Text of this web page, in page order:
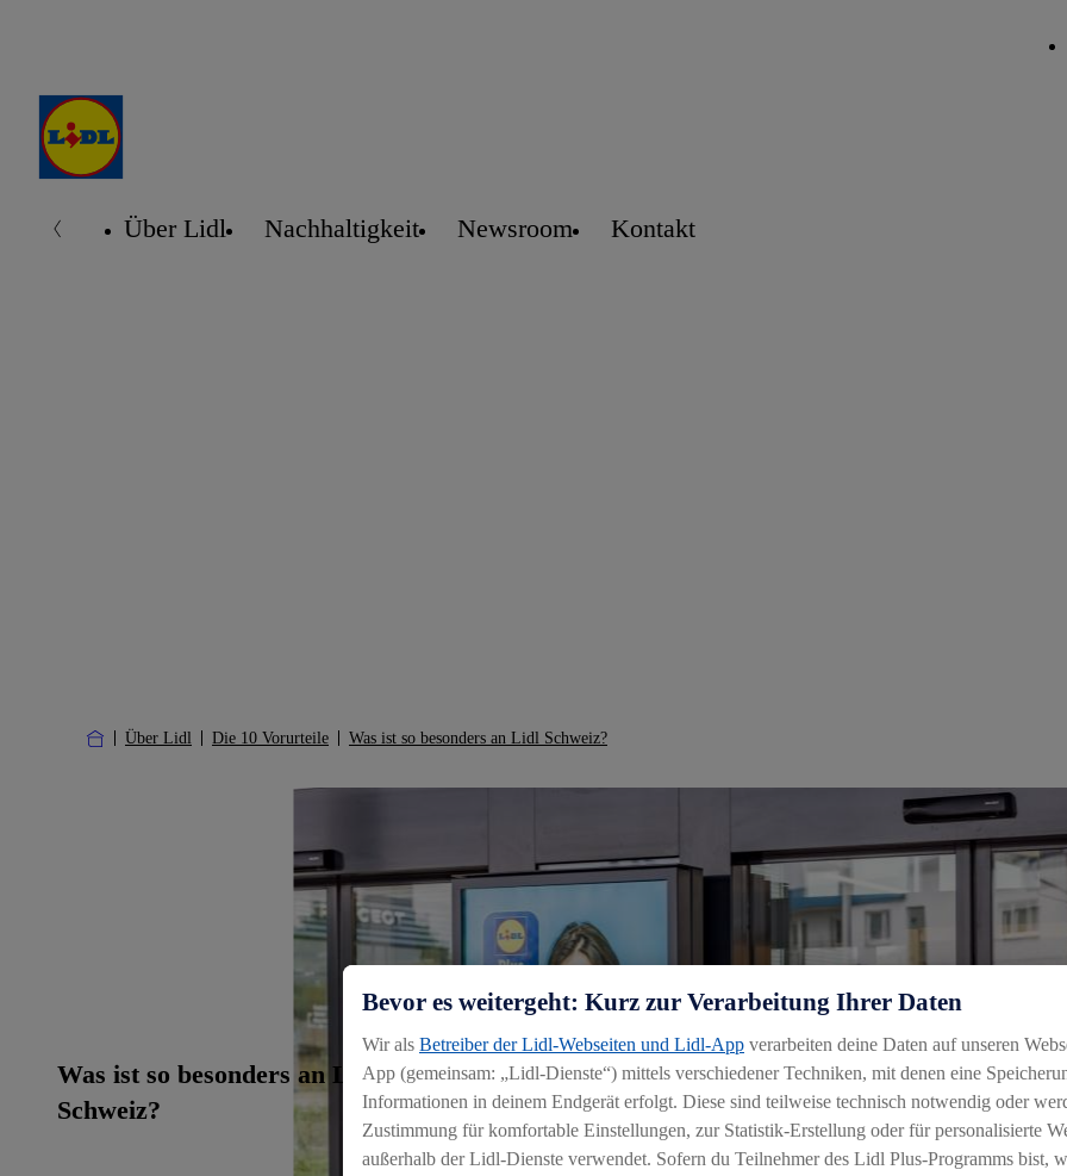
Über Lidl Nachhaltigkeit Newsroom Kontakt
Über Lidl Die 10 Vorurteile Was ist so besonders an Lidl Schweiz?
Was ist so besonders an Lidl
Schweiz?
Bevor es weitergeht: Kurz zur Verarbeitung Ihrer Daten
Wir als Betreiber der Lidl-Webseiten und Lidl-App verarbeiten deine Daten auf unseren
App (gemeinsam: „Lidl-Dienste“) mittels verschiedener Techniken, mit denen eine
Informationen in deinem Endgerät erfolgt. Diese sind teilweise technisch notwendig oder
Zustimmung für komfortable Einstellungen, zur Statistik-Erstellung oder für personalisierte
außerhalb der Lidl-Dienste verwendet. Sofern du Teilnehmer des Lidl Plus-Programms bist,